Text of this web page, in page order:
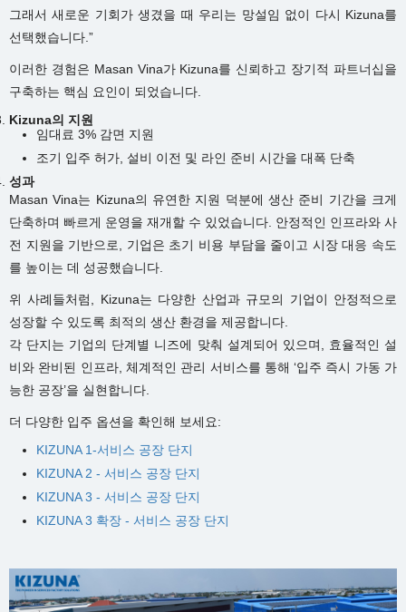
그래서 새로운 기회가 생겼을 때 우리는 망설임 없이 다시 Kizuna를
선택했습니다.”
이러한 경험은 Masan Vina가 Kizuna를 신뢰하고 장기적 파트너십을
구축하는 핵심 요인이 되었습니다.
Kizuna의 지원
임대료 3% 감면 지원
조기 입주 허가, 설비 이전 및 라인 준비 시간을 대폭 단축
성과
Masan Vina는 Kizuna의 유연한 지원 덕분에 생산 준비 기간을 크게
단축하며 빠르게 운영을 재개할 수 있었습니다. 안정적인 인프라와 사
전 지원을 기반으로, 기업은 초기 비용 부담을 줄이고 시장 대응 속도
를 높이는 데 성공했습니다.
위 사례들처럼, Kizuna는 다양한 산업과 규모의 기업이 안정적으로
성장할 수 있도록 최적의 생산 환경을 제공합니다.
각 단지는 기업의 단계별 니즈에 맞춰 설계되어 있으며, 효율적인 설
비와 완비된 인프라, 체계적인 관리 서비스를 통해 ‘입주 즉시 가동 가
능한 공장’을 실현합니다.
더 다양한 입주 옵션을 확인해 보세요:
KIZUNA 1-서비스 공장 단지
KIZUNA 2 - 서비스 공장 단지
KIZUNA 3 - 서비스 공장 단지
KIZUNA 3 확장 - 서비스 공장 단지